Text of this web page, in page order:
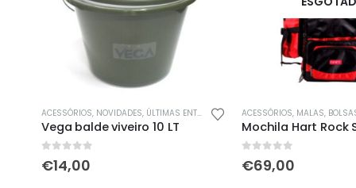
ACESSÓRIOS, NOVIDADES, ÚLTIMAS ENTRADAS VIVEIROS / BALDES
Vega balde viveiro 10 LT
out of 5
€14,00
ACESSÓRIOS, MALAS, BOLSAS,
Mochila Hart Rock
out of 5
€69,00